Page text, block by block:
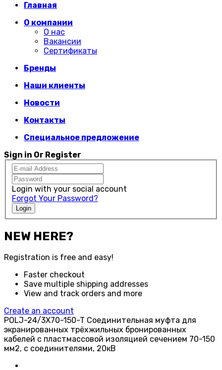
Главная
О компании
О нас
Вакансии
Сертификаты
Бренды
Наши клиенты
Новости
Контакты
Специальное предложение
Sign in Or Register
Login with your social account
Forgot Your Password?
Login
NEW HERE?
Registration is free and easy!
Faster checkout
Save multiple shipping addresses
View and track orders and more
Create an account
POLJ-24/3X70-150-T Соединительная муфта для
экранированных трёхжильных бронированных
кабелей с пластмассовой изоляцией сечением 70-150
мм2, с соединителями, 20кВ